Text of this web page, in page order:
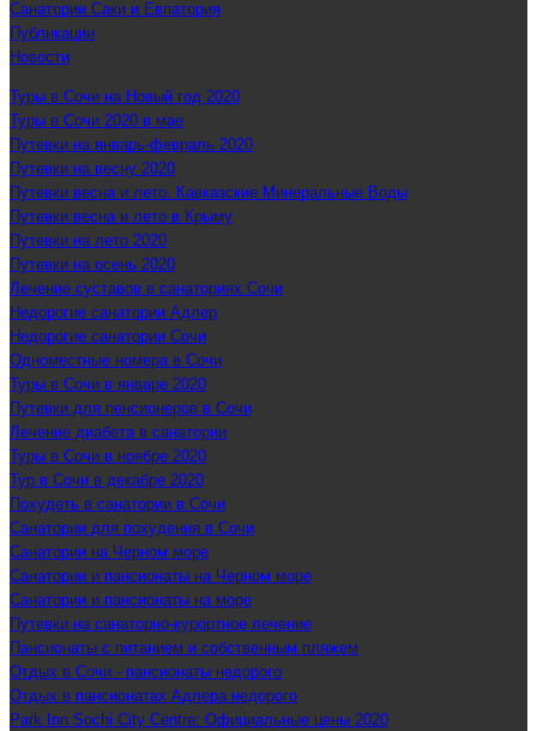
Санатории Саки и Евпатория
Публикации
Новости
Туры в Сочи на Новый год 2020
Туры в Сочи 2020 в мае
Путевки на январь-февраль 2020
Путевки на весну 2020
Путевки весна и лето. Кавказские Минеральные Воды
Путевки весна и лето в Крыму
Путевки на лето 2020
Путевки на осень 2020
Лечение суставов в санаториях Сочи
Недорогие санатории Адлер
Недорогие санатории Сочи
Одноместные номера в Сочи
Туры в Сочи в январе 2020
Путевки для пенсионеров в Сочи
Лечение диабета в санатории
Туры в Сочи в ноябре 2020
Тур в Сочи в декабре 2020
Похудеть в санатории в Сочи
Санатории для похудения в Сочи
Санатории на Черном море
Санатории и пансионаты на Черном море
Санатории и пансионаты на море
Путевки на санаторно-курортное лечение
Пансионаты с питанием и собственным пляжем
Отдых в Сочи - пансионаты недорого
Отдых в пансионатах Адлера недорого
Park Inn Sochi City Centre: Официальные цены 2020